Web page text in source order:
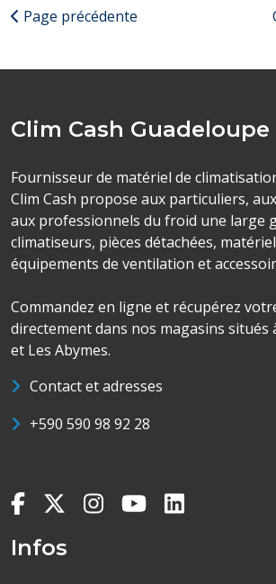
Page précédente
Clim Cash Guadeloupe
Fournisseur de matériel de
Clim Cash propose aux particuliers,
aux professionnels du froid une large
climatiseurs, pièces détachées,
équipements de ventilation et
Commandez en ligne et récupérez
directement dans nos magasins situés
et Les Abymes.
Contact et adresses
+590 590 98 92 28
Infos